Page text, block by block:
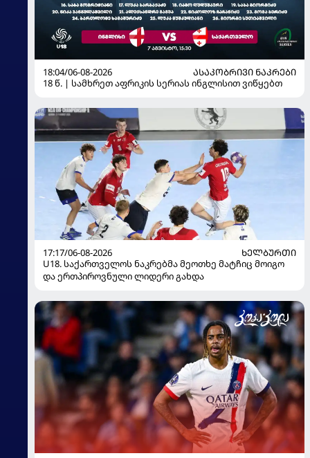
18:04/06-08-2026
ᲐᲡᲐᲙᲝᲑᲠᲘᲕᲘ ᲜᲐᲙᲠᲔᲑᲘ
18 წ. | სამხრეთ აფრიკის სერიას ინგლისით ვიწყებთ
17:17/06-08-2026
ᲮᲔᲚᲑᲣᲠᲗᲘ
U18. საქართველოს ნაკრებმა მეოთხე მატჩიც მოიგო
და ერთპიროვნული ლიდერი გახდა